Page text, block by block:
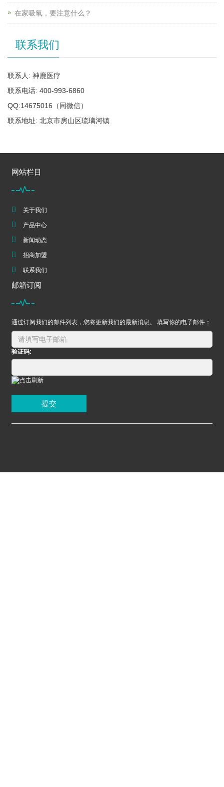
在家吸氧，要注意什么？
联系我们
联系人: 神鹿医疗
联系电话: 400-993-6860
QQ:14675016（同微信）
联系地址: 北京市房山区琉璃河镇
网站栏目
关于我们
产品中心
新闻动态
招商加盟
联系我们
邮箱订阅
通过订阅我们的邮件列表，您将更新我们的最新消息。 填写你的电子邮件：
验证码:
提交